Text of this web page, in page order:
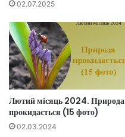
02.07.2025
Лютий місяць 2024. Природа
прокидається (15 фото)
02.03.2024